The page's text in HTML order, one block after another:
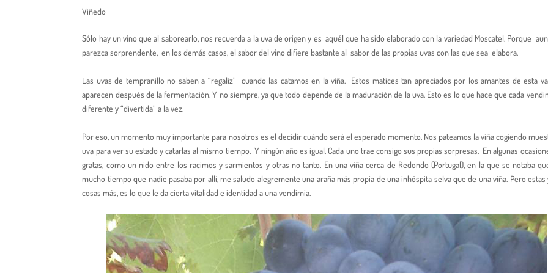
Viñedo
Sólo hay un vino que al saborearlo, nos recuerda a la uva de origen y es aquél que ha sido elaborado con la variedad Moscatel. Porque
parezca sorprendente, en los demás casos, el sabor del vino difiere bastante al sabor de las propias uvas con las que sea elabora.
Las uvas de tempranillo no saben a “regaliz” cuando las catamos en la viña. Estos matices tan apreciados por los amantes de esta
aparecen después de la fermentación. Y no siempre, ya que todo depende de la maduración de la uva. Esto es lo que hace que cada
diferente y “divertida” a la vez.
Por eso, un momento muy importante para nosotros es el decidir cuándo será el esperado momento. Nos pateamos la viña cogiendo
uva para ver su estado y catarlas al mismo tiempo. Y ningún año es igual. Cada uno trae consigo sus propias sorpresas. En algunas
gratas, como un nido entre los racimos y sarmientos y otras no tanto. En una viña cerca de Redondo (Portugal), en la que se notaba
mucho tiempo que nadie pasaba por allí, me saludo alegremente una araña más propia de una inhóspita selva que de una viña. Pero estas
cosas más, es lo que le da cierta vitalidad e identidad a una vendimia.